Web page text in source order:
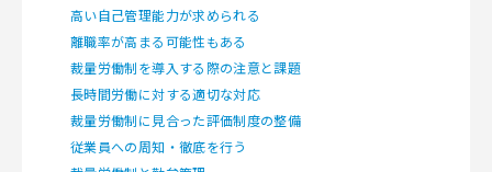
高い自己管理能力が求められる
離職率が高まる可能性もある
裁量労働制を導入する際の注意と課題
長時間労働に対する適切な対応
裁量労働制に見合った評価制度の整備
従業員への周知・徹底を行う